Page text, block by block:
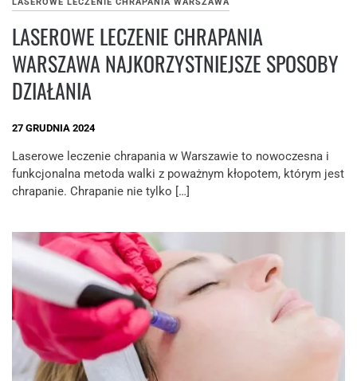
LASEROWE LECZENIE CHRAPANIA
WARSZAWA NAJKORZYSTNIEJSZE SPOSOBY
DZIAŁANIA
27 GRUDNIA 2024
Laserowe leczenie chrapania w Warszawie to nowoczesna i
funkcjonalna metoda walki z poważnym kłopotem, którym jest
chrapanie. Chrapanie nie tylko […]